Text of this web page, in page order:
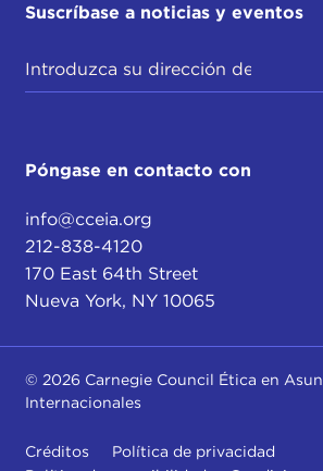
Suscríbase a noticias y eventos
Póngase en contacto con
info@cceia.org
212-838-4120
170 East 64th Street
Nueva York, NY 10065
© 2026 Carnegie Council Ética en
Internacionales
Créditos
Política de privacidad